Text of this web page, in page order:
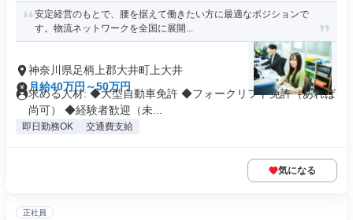
安定経営のもとで、腰を据えて働きたい方に最適なポジションで
す。物流ネットワークを全国に展開...
神奈川県足柄上郡大井町上大井
月給40万円～50万円
求める人材: ◆大型自動車免許 ◆フォークリフト免許（あれば
尚可） ◆経験者歓迎（未...
即日勤務OK 交通費支給
気になる
正社員